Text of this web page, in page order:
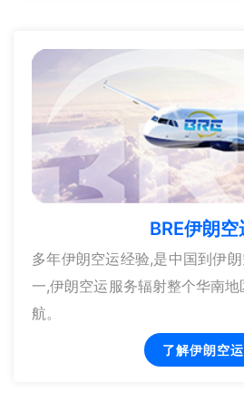
BRE伊朗空
多年伊朗空运经验,是中国到伊
一,伊朗空运服务辐射整个华南
航。
了解伊朗空运